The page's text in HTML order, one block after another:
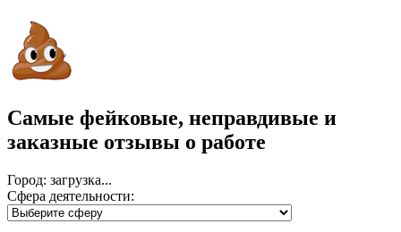
Самые фейковые, неправдивые и
заказные отзывы о работе
Город: загрузка...
Сфера деятельности: